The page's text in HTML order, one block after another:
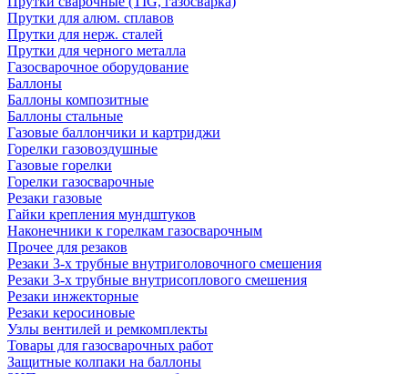
Прутки для алюм. сплавов
Прутки для нерж. сталей
Прутки для черного металла
Газосварочное оборудование
Баллоны
Баллоны композитные
Баллоны стальные
Газовые баллончики и картриджи
Горелки газовоздушные
Газовые горелки
Горелки газосварочные
Резаки газовые
Гайки крепления мундштуков
Наконечники к горелкам газосварочным
Прочее для резаков
Резаки 3-х трубные внутриголовочного смешения
Резаки 3-х трубные внутрисоплового смешения
Резаки инжекторные
Резаки керосиновые
Узлы вентилей и ремкомплекты
Товары для газосварочных работ
Защитные колпаки на баллоны